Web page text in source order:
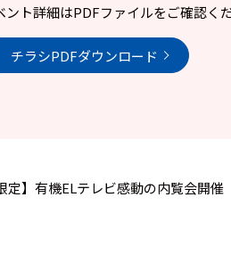
ント詳細はPDFファイルをご確認く
チラシPDFダウンロード
定】有機ELテレビ感動の内覧会開催